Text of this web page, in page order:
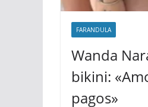
FARANDULA
Wanda
bikini:
pagos»